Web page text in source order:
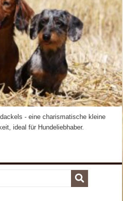
- eine charismatische kleine
ideal für Hundeliebhaber.